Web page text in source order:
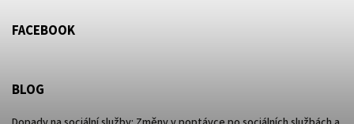
FACEBOOK
BLOG